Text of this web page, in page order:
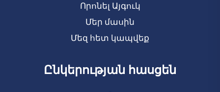
Որոնել Այգուկ
Մեր մասին
Մեզ հետ կապվեք
Ընկերության հասցեն